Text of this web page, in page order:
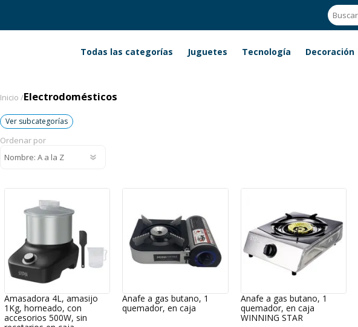
Todas las categorías Juguetes Tecnología Decoración
Electrodomésticos
Inicio /Electrodomésticos
Ver subcategorías
Ordenar por
Amasadora 4L, amasijo
1Kg, horneado, con
accesorios 500W, sin
Anafe a gas butano, 1
quemador, en caja
Anafe a gas butano, 1
quemador, en caja
WINNING STAR